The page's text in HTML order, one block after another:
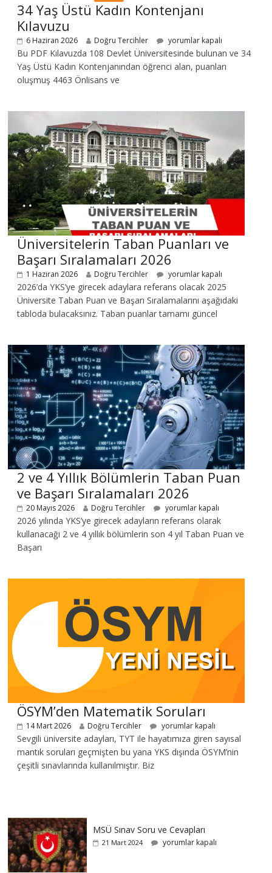
34 Yaş Üstü Kadın Kontenjanı
Kılavuzu
6 Haziran 2026 Doğru Tercihler yorumlar kapalı
Bu PDF Kılavuzda 108 Devlet Üniversitesinde bulunan ve 34
Yaş Üstü Kadın Kontenjanından öğrenci alan, puanları
oluşmuş 4463 Önlisans ve
Üniversitelerin Taban Puanları ve
Başarı Sıralamaları 2026
1 Haziran 2026 Doğru Tercihler yorumlar kapalı
2026’da YKS’ye girecek adaylara referans olacak 2025
Üniversite Taban Puan ve Başarı Sıralamalarını aşağıdaki
tabloda bulacaksınız. Taban puanlar tamamı güncel
2 ve 4 Yıllık Bölümlerin Taban Puan
ve Başarı Sıralamaları 2026
20 Mayıs 2026 Doğru Tercihler yorumlar kapalı
2026 yılında YKS’ye girecek adayların referans olarak
kullanacağı 2 ve 4 yıllık bölümlerin son 4 yıl Taban Puan ve
Başarı
ÖSYM’den Matematik Soruları
14 Mart 2026 Doğru Tercihler yorumlar kapalı
Sevgili üniversite adayları, TYT ile hayatımıza giren sayısal
mantık soruları geçmişten bu yana YKS dışında ÖSYM’nin
çeşitli sınavlarında kullanılmıştır. Biz
MSÜ Sınav Soru ve Cevapları
21 Mart 2024 yorumlar kapalı